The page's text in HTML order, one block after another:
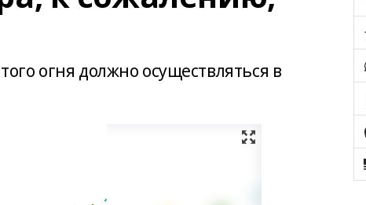
огня должно осуществляться в